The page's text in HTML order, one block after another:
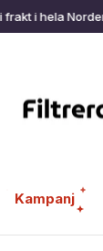
Siirry
sisältöön
i hela Norden
Kampanj